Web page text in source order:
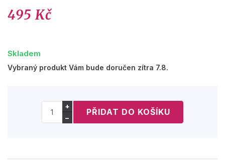
495 Kč
Skladem
Vybraný produkt Vám bude doručen zítra 7.8.
+
−